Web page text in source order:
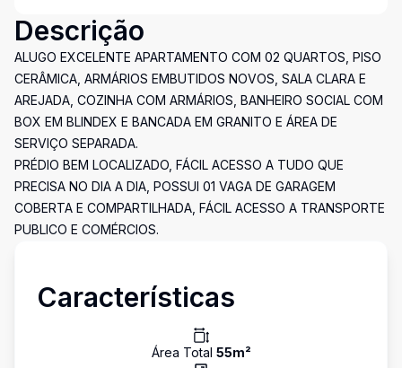
Descrição
ALUGO EXCELENTE APARTAMENTO COM 02 QUARTOS, PISO
CERÂMICA, ARMÁRIOS EMBUTIDOS NOVOS, SALA CLARA E
AREJADA, COZINHA COM ARMÁRIOS, BANHEIRO SOCIAL COM
BOX EM BLINDEX E BANCADA EM GRANITO E ÁREA DE
SERVIÇO SEPARADA.
PRÉDIO BEM LOCALIZADO, FÁCIL ACESSO A TUDO QUE
PRECISA NO DIA A DIA, POSSUI 01 VAGA DE GARAGEM
COBERTA E COMPARTILHADA, FÁCIL ACESSO A TRANSPORTE
PUBLICO E COMÉRCIOS.
Características
Área Total 55m²